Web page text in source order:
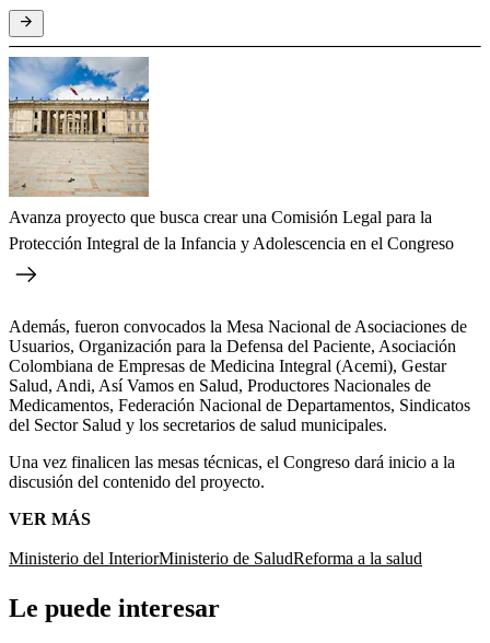
Avanza proyecto que busca crear una Comisión Legal para la
Protección Integral de la Infancia y Adolescencia en el Congreso
Además, fueron convocados la Mesa Nacional de Asociaciones de
Usuarios, Organización para la Defensa del Paciente, Asociación
Colombiana de Empresas de Medicina Integral (Acemi), Gestar
Salud, Andi, Así Vamos en Salud, Productores Nacionales de
Medicamentos, Federación Nacional de Departamentos, Sindicatos
del Sector Salud y los secretarios de salud municipales.
Una vez finalicen las mesas técnicas, el Congreso dará inicio a la
discusión del contenido del proyecto.
VER MÁS
Ministerio del InteriorMinisterio de SaludReforma a la salud
Le puede interesar